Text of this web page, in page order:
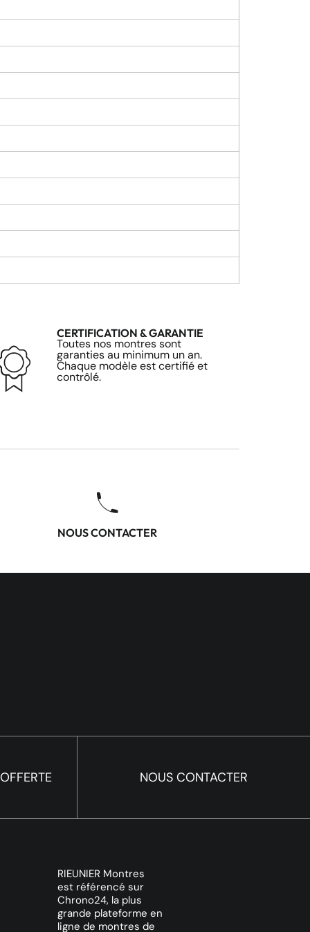
CERTIFICATION & GARANTIE
Toutes nos montres sont
garanties au minimum un an.
Chaque modèle est certifié et
contrôlé.
NOUS CONTACTER
NOUS CONTACTER
RIEUNIER Montres
est référencé sur
Chrono24, la plus
grande plateforme en
ligne de montres de